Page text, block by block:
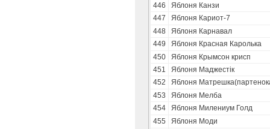
446
Яблоня Канзи
447
Яблоня Кариот-7
448
Яблоня Карнавал
449
Яблоня Красная Каролька
450
Яблоня Крымсон крисп
451
Яблоня Маджестік
452
Яблоня
453
Яблоня Мелба
454
Яблоня Милениум Голд
455
Яблоня Моди